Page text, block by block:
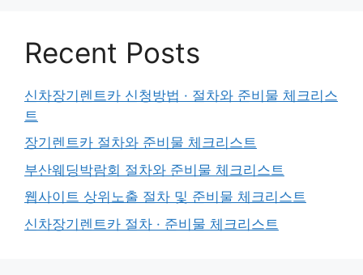
Recent Posts
신차장기렌트카 신청방법 · 절차와 준비물 체크리스
트
장기렌트카 절차와 준비물 체크리스트
부산웨딩박람회 절차와 준비물 체크리스트
웹사이트 상위노출 절차 및 준비물 체크리스트
신차장기렌트카 절차 · 준비물 체크리스트